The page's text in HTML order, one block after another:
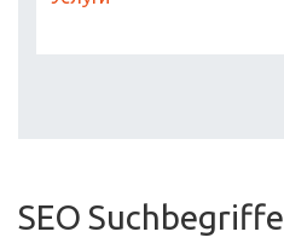
SEO Suchbegriffe